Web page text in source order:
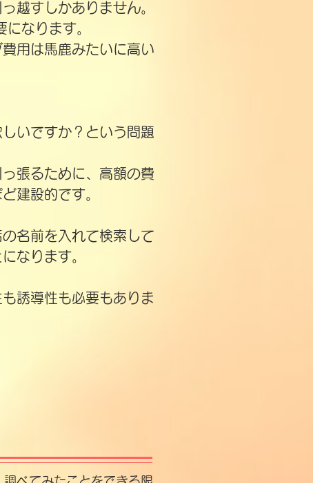
越すしかありません。
なります。
用は馬鹿みたいに高い
いですか？という問題
張るために、高額の費
建設的です。
名前を入れて検索して
なります。
誘導性も必要もありま